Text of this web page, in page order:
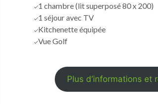
1 chambre (lit superposé 80 x 200)
1 séjour avec TV
Kitchenette équipée
Vue Golf
Plus d’informations et